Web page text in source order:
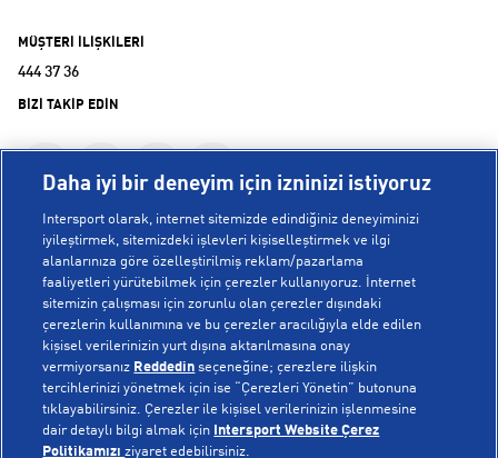
MÜŞTERİ İLİŞKİLERİ
444 37 36
BİZİ TAKİP EDİN
KURUMSAL
Hakkımızda
Mağazalarımız
Bilgi Toplumu Hizmetleri
Gizlilik Politikası
YARDIM
Sipariş Takibi
İptal & İade
POPÜLER KOLEKSİYONLAR
Daha iyi bir deneyim için izninizi istiyoruz
Intersport olarak, internet sitemizde edindiğiniz deneyiminizi
iyileştirmek, sitemizdeki işlevleri kişiselleştirmek ve ilgi
alanlarınıza göre özelleştirilmiş reklam/pazarlama
faaliyetleri yürütebilmek için çerezler kullanıyoruz. İnternet
sitemizin çalışması için zorunlu olan çerezler dışındaki
çerezlerin kullanımına ve bu çerezler aracılığıyla elde edilen
kişisel verilerinizin yurt dışına aktarılmasına onay
vermiyorsanız Reddedin seçeneğine; çerezlere ilişkin
tercihlerinizi yönetmek için ise “Çerezleri Yönetin” butonuna
tıklayabilirsiniz. Çerezler ile kişisel verilerinizin işlenmesine
dair detaylı bilgi almak için
Intersport Website Çerez
Politikamızıziyaret edebilirsiniz.